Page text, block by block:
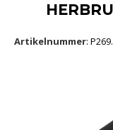
Artikelnummer: